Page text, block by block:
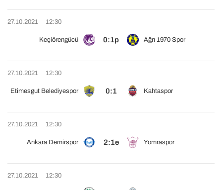
27.10.2021 12:30
Keçiörengücü 0:1p Ağrı 1970 Spor
27.10.2021 12:30
Etimesgut Belediyespor 0:1 Kahtaspor
27.10.2021 12:30
Ankara Demirspor 2:1e Yomraspor
27.10.2021 12:30